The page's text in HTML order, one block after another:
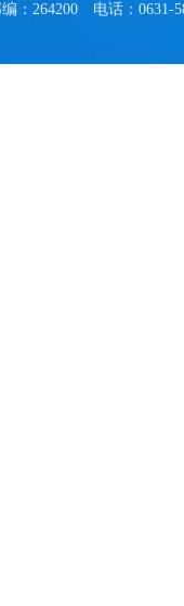
：264200 电话：0631-